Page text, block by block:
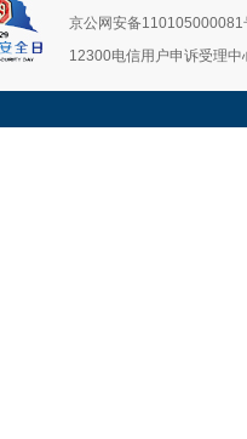
京公网安备110105000081
12300电信用户申诉受理中